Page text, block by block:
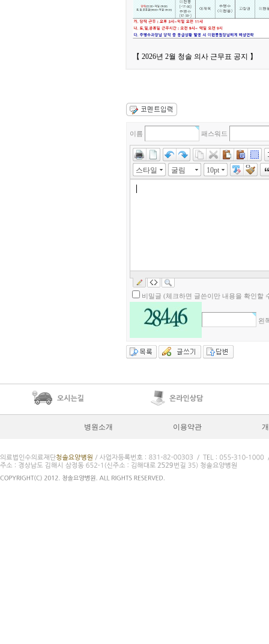
【 2026년 2월 청솔 의사 근무표 공지 】
이름 패스워드
스타일 굴림 10pt
비밀글 (체크하면 글쓴이만 내용을 확인할
왼
병원소개 이용약관